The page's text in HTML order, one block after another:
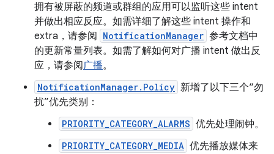
拥有被屏蔽的频道或群组的应用可以监听这些 intent
并做出相应反应。如需详细了解这些 intent 操作和
extra，请参阅
NotificationManager 参考文档中
的更新常量列表。如需了解如何对广播 intent 做出反
应，请参阅广播。
NotificationManager.Policy 新增了以下三个“勿
扰”优先类别：
PRIORITY_CATEGORY_ALARMS 优先处理闹钟。
PRIORITY_CATEGORY_MEDIA 优先播放媒体来